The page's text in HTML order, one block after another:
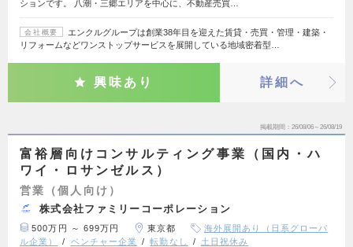
ションです。 八潮・三郷エリアを中心に、不動産売買…
会社概要
エンクルグループは創業38年目を迎えた賃貸・売買・管理・建築・
リフォームなどワンストップサービスを展開している地域密着型…
興味あり 詳細へ
掲載期間 26/08/06～26/08/19
富裕層向けコンサルティング事業（国内・ハ
ワイ・ロサンゼルス）
営業（個人向け）
株式会社ファミリーコーポレーション
500万円 ～ 699万円 東京都
海外展開あり（日系グローバ
ル企業）
ベンチャー企業 転勤なし 土日祝休み